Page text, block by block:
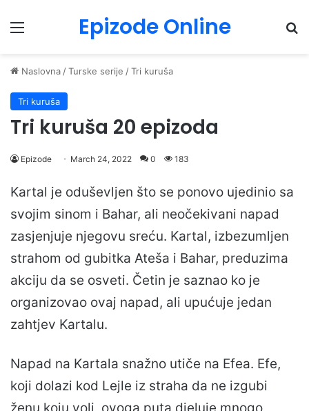
Menu Epizode Online
Naslovna /Turske serije /Tri kuruša
Tri kuruša
Tri kuruša 20 epizoda
Epizode March 24, 2022 0 183
Kartal je oduševljen što se ponovo ujedinio sa
svojim sinom i Bahar, ali neočekivani napad
zasjenjuje njegovu sreću. Kartal, izbezumljen
strahom od gubitka Ateša i Bahar, preduzima
akciju da se osveti. Četin je saznao ko je
organizovao ovaj napad, ali upućuje jedan
zahtjev Kartalu.
Napad na Kartala snažno utiče na Efea. Efe,
koji dolazi kod Lejle iz straha da ne izgubi